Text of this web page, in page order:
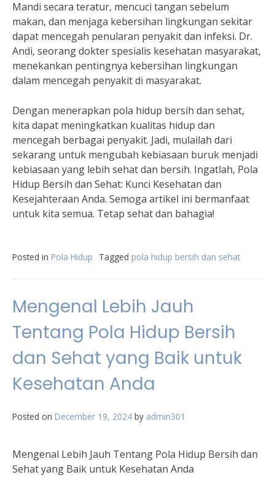
Mandi secara teratur, mencuci tangan sebelum
makan, dan menjaga kebersihan lingkungan sekitar
dapat mencegah penularan penyakit dan infeksi. Dr.
Andi, seorang dokter spesialis kesehatan masyarakat,
menekankan pentingnya kebersihan lingkungan
dalam mencegah penyakit di masyarakat.
Dengan menerapkan pola hidup bersih dan sehat,
kita dapat meningkatkan kualitas hidup dan
mencegah berbagai penyakit. Jadi, mulailah dari
sekarang untuk mengubah kebiasaan buruk menjadi
kebiasaan yang lebih sehat dan bersih. Ingatlah, Pola
Hidup Bersih dan Sehat: Kunci Kesehatan dan
Kesejahteraan Anda. Semoga artikel ini bermanfaat
untuk kita semua. Tetap sehat dan bahagia!
Posted in Pola Hidup Tagged pola hidup bersih dan sehat
Mengenal Lebih Jauh
Tentang Pola Hidup Bersih
dan Sehat yang Baik untuk
Kesehatan Anda
Posted on December 19, 2024 by admin301
Mengenal Lebih Jauh Tentang Pola Hidup Bersih dan
Sehat yang Baik untuk Kesehatan Anda